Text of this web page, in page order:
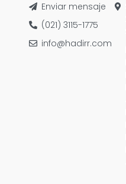
Enviar mensaje
(021) 3115-1775
info@hadirr.com